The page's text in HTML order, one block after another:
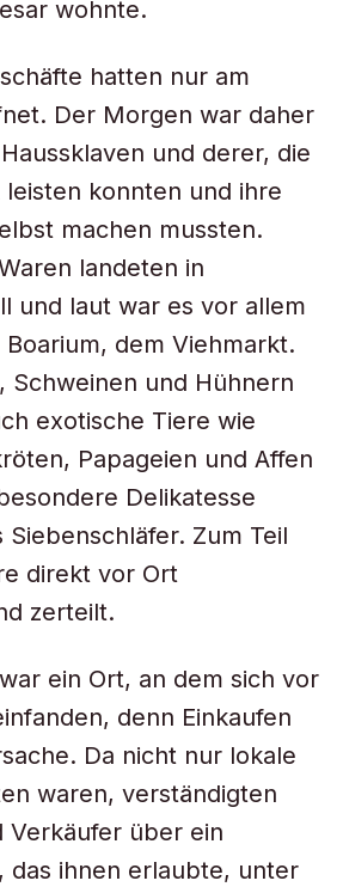
wohnte.
hatten nur am
Der Morgen war daher
und derer, die
konnten und ihre
machen mussten.
landeten in
und laut war es vor allem
dem Viehmarkt.
Schweinen und Hühnern
exotische Tiere wie
Papageien und Affen
Delikatesse
Zum Teil
direkt vor Ort
zerteilt.
ein Ort, an dem sich vor
denn Einkaufen
Da nicht nur lokale
waren, verständigten
Verkäufer über ein
das ihnen erlaubte, unter